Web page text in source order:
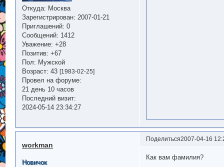
Откуда: Москва
Зарегистрирован: 2007-01-21
Приглашений: 0
Сообщений: 1412
Уважение: +28
Позитив: +67
Пол: Мужской
Возраст: 43 [1983-02-25]
Провел на форуме:
21 день 10 часов
Последний визит:
2024-05-14 23:34:27
Поделиться2007-04-16
workman
Новичок
Как вам фамилия?